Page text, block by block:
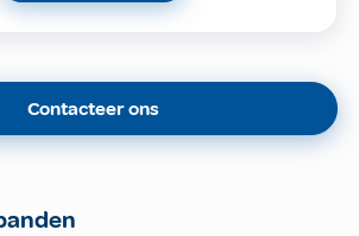
Contacteer ons